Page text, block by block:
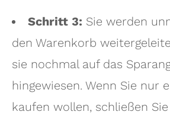
Schritt 3: Sie werden
den Warenkorb
sie nochmal auf das
hingewiesen. Wenn Sie nur
kaufen wollen, schließen